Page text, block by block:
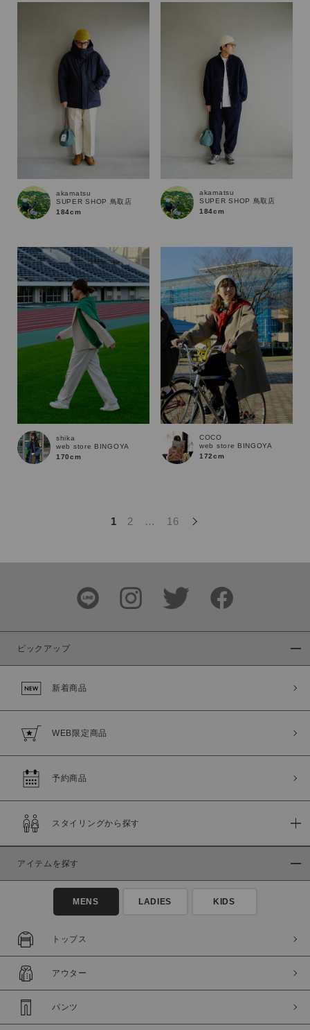
この条件で絞り込む
akamatsu
SUPER SHOP 鳥取店
184cm
akamatsu
SUPER SHOP 鳥取店
184cm
shika
web store BINGOYA
170cm
COCO
web store BINGOYA
172cm
1 2 … 16
ピックアップ
新着商品
WEB限定商品
予約商品
スタイリングから探す
アイテムを探す
MENS LADIES KIDS
トップス
アウター
パンツ